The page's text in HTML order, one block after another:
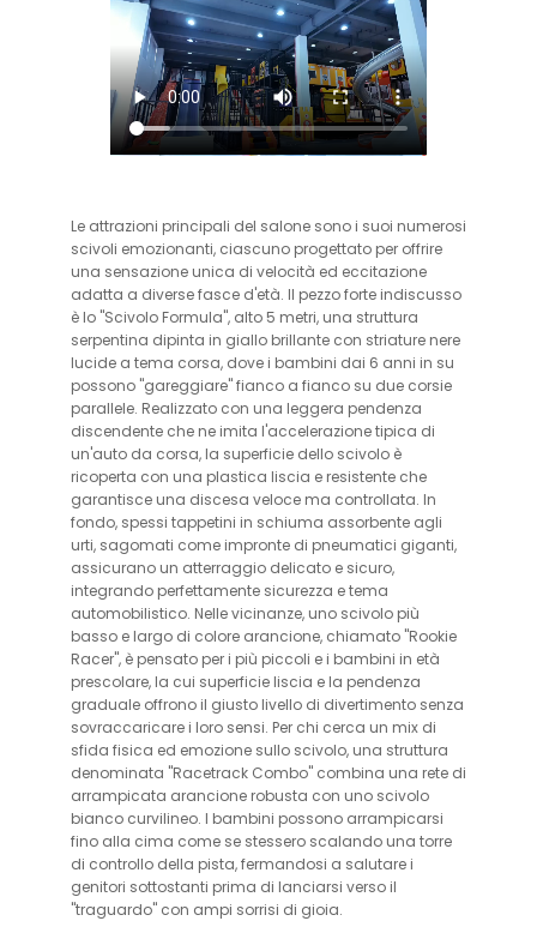
Le attrazioni principali del salone sono i suoi numerosi
scivoli emozionanti, ciascuno progettato per offrire
una sensazione unica di velocità ed eccitazione
adatta a diverse fasce d'età. Il pezzo forte indiscusso
è lo "Scivolo Formula", alto 5 metri, una struttura
serpentina dipinta in giallo brillante con striature nere
lucide a tema corsa, dove i bambini dai 6 anni in su
possono "gareggiare" fianco a fianco su due corsie
parallele. Realizzato con una leggera pendenza
discendente che ne imita l'accelerazione tipica di
un'auto da corsa, la superficie dello scivolo è
ricoperta con una plastica liscia e resistente che
garantisce una discesa veloce ma controllata. In
fondo, spessi tappetini in schiuma assorbente agli
urti, sagomati come impronte di pneumatici giganti,
assicurano un atterraggio delicato e sicuro,
integrando perfettamente sicurezza e tema
automobilistico. Nelle vicinanze, uno scivolo più
basso e largo di colore arancione, chiamato "Rookie
Racer", è pensato per i più piccoli e i bambini in età
prescolare, la cui superficie liscia e la pendenza
graduale offrono il giusto livello di divertimento senza
sovraccaricare i loro sensi. Per chi cerca un mix di
sfida fisica ed emozione sullo scivolo, una struttura
denominata "Racetrack Combo" combina una rete di
arrampicata arancione robusta con uno scivolo
bianco curvilineo. I bambini possono arrampicarsi
fino alla cima come se stessero scalando una torre
di controllo della pista, fermandosi a salutare i
genitori sottostanti prima di lanciarsi verso il
"traguardo" con ampi sorrisi di gioia.